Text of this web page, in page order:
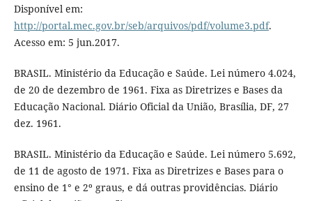
Disponível em:
http://portal.mec.gov.br/seb/arquivos/pdf/volume3.pdf.
Acesso em: 5 jun.2017.
BRASIL. Ministério da Educação e Saúde. Lei número 4.024,
de 20 de dezembro de 1961. Fixa as Diretrizes e Bases da
Educação Nacional. Diário Oficial da União, Brasília, DF, 27
dez. 1961.
BRASIL. Ministério da Educação e Saúde. Lei número 5.692,
de 11 de agosto de 1971. Fixa as Diretrizes e Bases para o
ensino de 1° e 2º graus, e dá outras providências. Diário